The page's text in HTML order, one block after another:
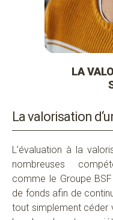
LA
La valorisation d
L’évaluation à la
nombreuses
comme le Groupe
de fonds afin de
tout simplement céder